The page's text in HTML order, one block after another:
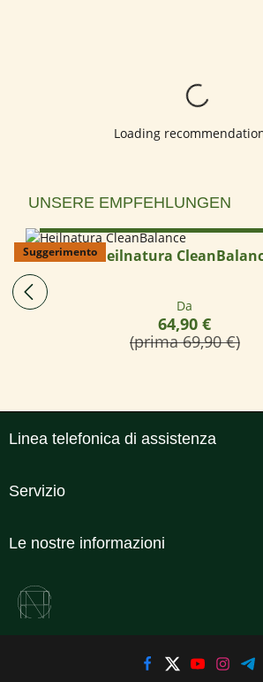
Loading...
Loading
Salta la galleria dei prodotti
UNSERE EMPFEHLUNGEN
Suggerimento
Select options
Heilnatura
Prezzo normale:
Da
64,90 €
(prima 69,90 €)
Linea telefonica di assistenza
Servizio
Le nostre informazioni